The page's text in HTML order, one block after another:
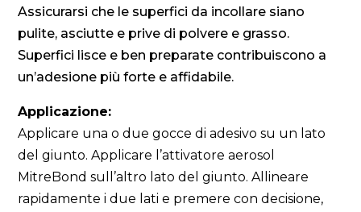
Assicurarsi che le superfici da incollare siano
pulite, asciutte e prive di polvere e grasso.
Superfici lisce e ben preparate contribuiscono a
un’adesione più forte e affidabile.
Applicazione:
Applicare una o due gocce di adesivo su un lato
del giunto. Applicare l’attivatore aerosol
MitreBond sull’altro lato del giunto. Allineare
rapidamente i due lati e premere con decisione,